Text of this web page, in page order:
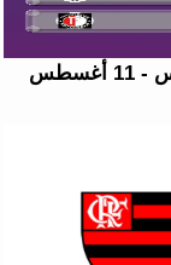
جدول مباريات هذا الأسبوع الأحد 09 أغسطس - 11 أغسطس